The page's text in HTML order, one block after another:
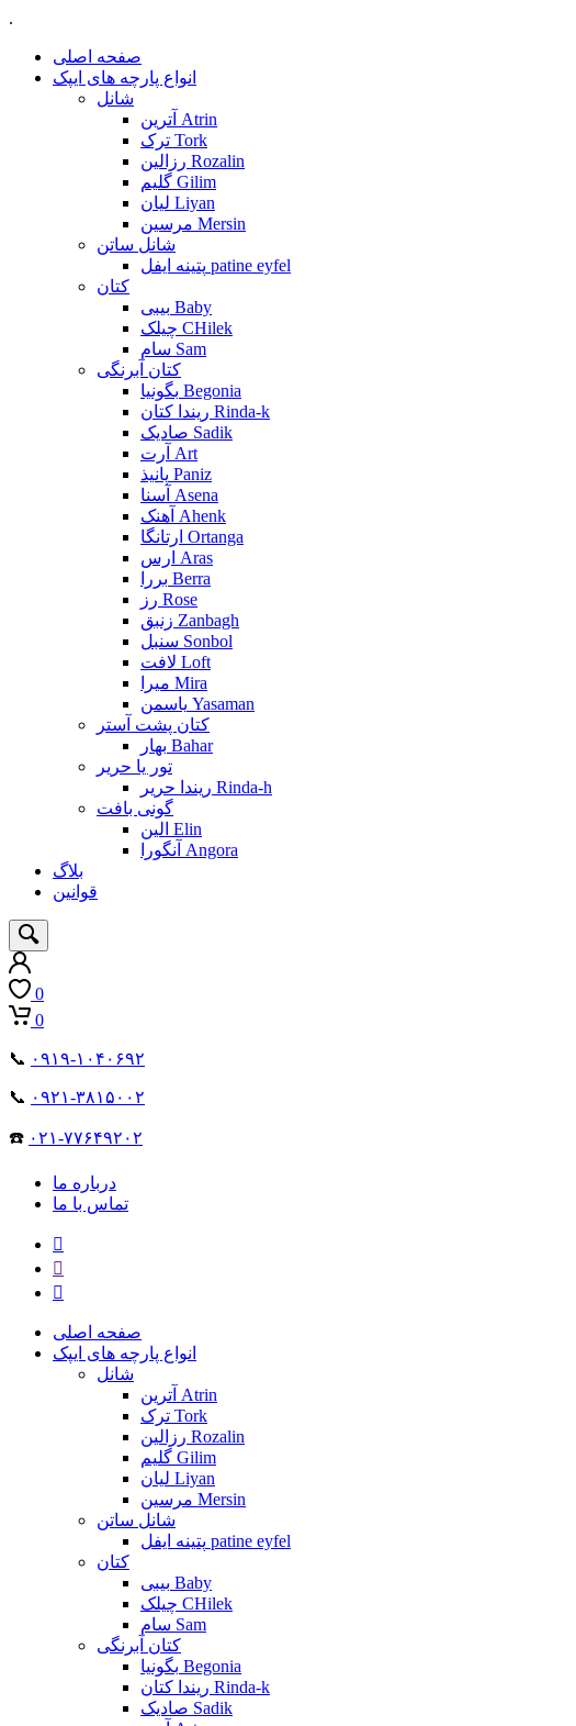
.
صفحه اصلی
انواع پارچه های ایپک
شانل
آترین Atrin
ترک Tork
رزالین Rozalin
گلیم Gilim
لیان Liyan
مرسین Mersin
شانل ساتن
پتینه ایفل patine eyfel
کتان
بیبی Baby
چیلک CHilek
سام Sam
کتان آبرنگی
بگونیا Begonia
ریندا کتان Rinda-k
صادیک Sadik
آرت Art
پانیذ Paniz
آسنا Asena
آهنک Ahenk
ارتانگا Ortanga
ارس Aras
بررا Berra
رز Rose
زنبق Zanbagh
سنبل Sonbol
لافت Loft
میرا Mira
یاسمن Yasaman
کتان پشت آستر
بهار Bahar
تور یا حریر
ریندا حریر Rinda-h
گونی بافت
الین Elin
آنگورا Angora
بلاگ
قوانین
0
0
📞 ۰۹۱۹-۱۰۴۰۶۹۲
📞 ۰۹۲۱-۳۸۱۵۰۰۲
☎️ ۰۲۱-۷۷۶۴۹۲۰۲
درباره ما
تماس با ما
صفحه اصلی
انواع پارچه های ایپک
شانل
آترین Atrin
ترک Tork
رزالین Rozalin
گلیم Gilim
لیان Liyan
مرسین Mersin
شانل ساتن
پتینه ایفل patine eyfel
کتان
بیبی Baby
چیلک CHilek
سام Sam
کتان آبرنگی
بگونیا Begonia
ریندا کتان Rinda-k
صادیک Sadik